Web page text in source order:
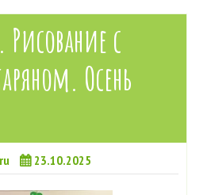
с
Осень
23.10.2025